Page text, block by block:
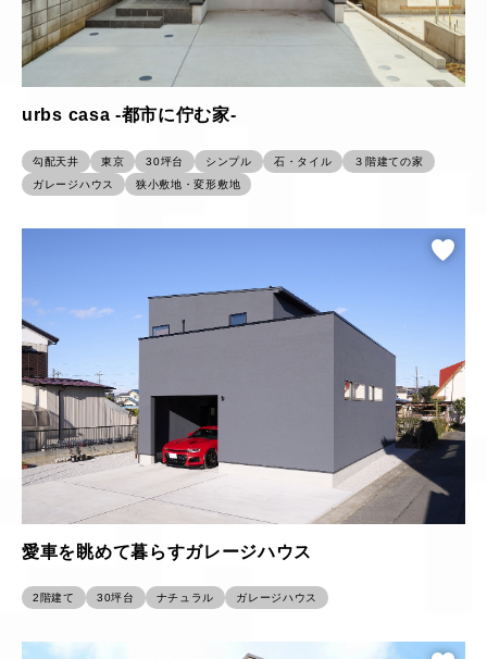
urbs casa -都市に佇む家-
勾配天井 東京 30坪台 シンプル 石・タイル
３階建ての家
ガレージハウス
狭小敷地・変形敷地
愛車を眺めて暮らすガレージハウス
2階建て 30坪台 ナチュラル ガレージハウス